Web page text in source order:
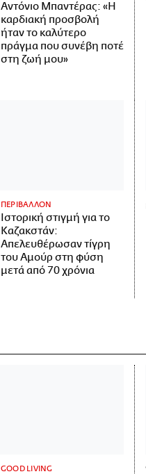
Αντόνιο Μπαντέρας: «Η
καρδιακή προσβολή
ήταν το καλύτερο
πράγμα που συνέβη ποτέ
στη ζωή μου»
ΠΕΡΙΒΑΛΛΟΝ
Ιστορική στιγμή για το
Καζακστάν:
Απελευθέρωσαν τίγρη
του Αμούρ στη φύση
μετά από 70 χρόνια
GOOD LIVING